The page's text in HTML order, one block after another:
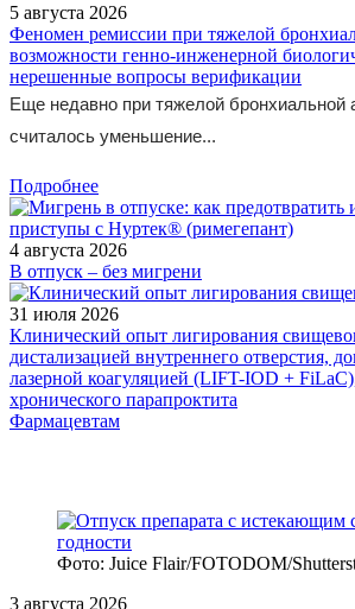
5 августа 2026
Феномен ремиссии при тяжелой
возможности генно-инженерной
нерешенные вопросы верификации
Еще недавно при тяжелой бронхиальной
считалось уменьшение...
Подробнее
4 августа 2026
В отпуск – без мигрени
31 июля 2026
Клинический опыт лигирования
дистализацией внутреннего отверстия,
лазерной коагуляцией (LIFT-IOD +
хронического парапроктита
Фармацевтам
Фото: Juice Flair/FOTODOM/
3 августа 2026